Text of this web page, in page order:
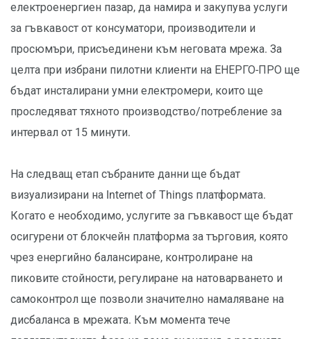
електроенергиен пазар, да намира и закупува услуги
за гъвкавост от консуматори, производители и
просюмъри, присъединени към неговата мрежа. За
целта при избрани пилотни клиенти на ЕНЕРГО-ПРО ще
бъдат инсталирани умни електромери, които ще
проследяват тяхното производство/потребление за
интервал от 15 минути.
На следващ етап събраните данни ще бъдат
визуализирани на Internet of Things платформата.
Когато е необходимо, услугите за гъвкавост ще бъдат
осигурени от блокчейн платформа за търговия, която
чрез енергийно балансиране, контролиране на
пиковите стойности, регулиране на натоварването и
самоконтрол ще позволи значително намаляване на
дисбаланса в мрежата. Към момента тече